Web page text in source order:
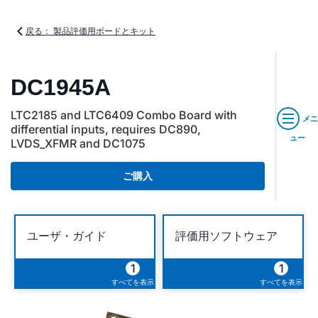
戻る： 製品評価用ボードとキット
DC1945A
LTC2185 and LTC6409 Combo Board with
differential inputs, requires DC890,
LVDS_XFMR and DC1075
ご購入
メニ
ュー
ユーザ・ガイド
1
すべてを表示
評価用ソフトウェア
1
すべてを表示